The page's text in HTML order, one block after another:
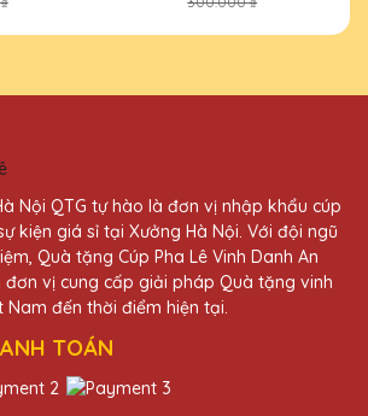
lê từ Quà Tặng Pha Lê QTG không
chăm sóc khách hàng ở Quà Tặng
QTG thật tuyệt vời. Nhân viên nhiệt
hỗ trợ rất nhanh chóng.
Hằng
Nội QTG tự hào là đơn vị nhập khẩu cúp
kiện giá sỉ tại Xưởng Hà Nội. Với đội ngũ
Quà tặng Cúp Pha Lê Vinh Danh An
vị cung cấp giải pháp Quà tặng vinh
Nam đến thời điểm hiện tại.
TOÁN